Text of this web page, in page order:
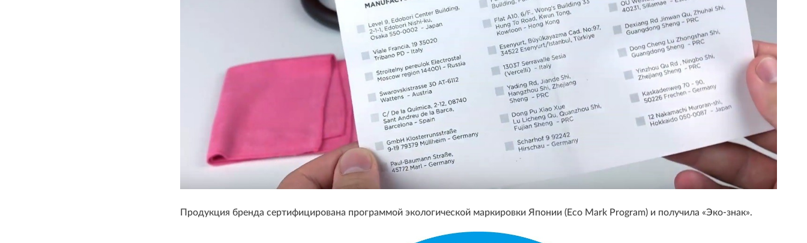
Продукция бренда сертифицирована программой экологической маркировки Японии (Eco Mark Program) и получила «Эко-знак».